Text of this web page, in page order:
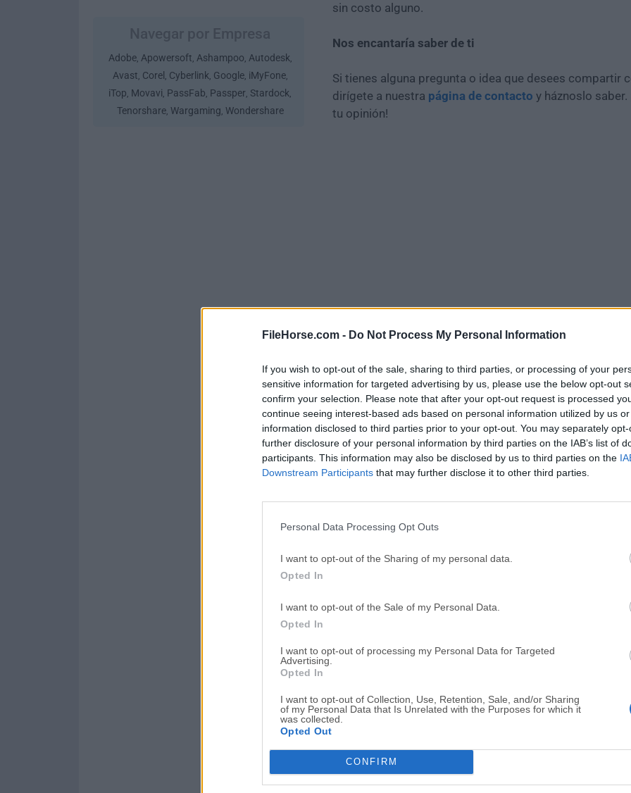
FileHorse.com - Do Not Process My Personal Information
If you wish to opt-out of the sale, sharing to third parties, or processing of your
sensitive information for targeted advertising by us, please use the below opt-out
confirm your selection. Please note that after your opt-out request is processed
continue seeing interest-based ads based on personal information utilized by us
information disclosed to third parties prior to your opt-out. You may separately
further disclosure of your personal information by third parties on the IAB’s list of
participants. This information may also be disclosed by us to third parties on the
Downstream Participants that may further disclose it to other third parties.
Personal Data Processing Opt Outs
I want to opt-out of the Sharing of my personal data.
Opted In
I want to opt-out of the Sale of my Personal Data.
Opted In
I want to opt-out of processing my Personal Data for Targeted
Advertising.
Opted In
I want to opt-out of Collection, Use, Retention, Sale, and/or Sharing
of my Personal Data that Is Unrelated with the Purposes for which it
was collected.
Opted Out
CONFIRM
Adobe, Apowersoft, Ashampoo, Autodesk,
Avast, Corel , Cyberlink, Google, iMyFone,
iTop, Movavi, PassFab, Passper, Stardock,
Tenorshare, Wargaming, Wondershare
sin costo alguno.
Nos encantaría saber de ti
Si tienes alguna pregunta o idea que desees compartir
dirígete a nuestra página de contacto y háznoslo saber.
tu opinión!
Descargar Python 3.10.1 (64-bit)
¿Por qué se publica esta aplicación en Filehorse? (Más
Imágenes
Opera
Adobe Photoshop CC 2026 27.9.1 (64-bit)
GTA 6
GTA 6 for PS5
CapCut
PC Repair
PC Repair Tool 2026
Hero Wars
Hero Wars - Online Action
TradingView - Trusted by 100 Million Traders